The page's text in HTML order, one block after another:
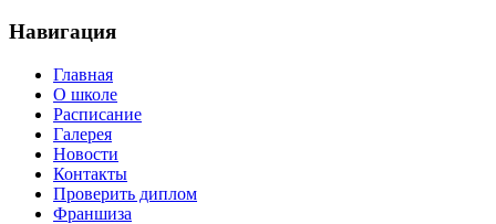
Навигация
Главная
О школе
Расписание
Галерея
Новости
Контакты
Проверить диплом
Франшиза